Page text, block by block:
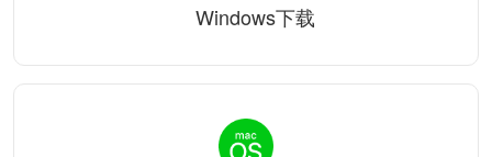
Windows下载